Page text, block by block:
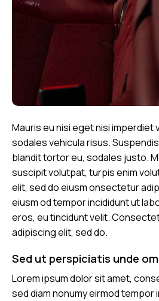
Mauris eu nisi eget nisi imperdiet
sodales vehicula risus.
blandit tortor eu, sodales justo.
suscipit volutpat, turpis enim
elit, sed do eiusm onsectetur
eiusm od tempor incididunt ut
eros, eu tincidunt velit.
adipiscing elit, sed do.
Sed ut perspiciatis unde
Lorem ipsum dolor sit amet,
sed diam nonumy eirmod tempor